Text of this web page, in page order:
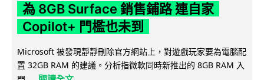
為 8GB Surface 銷售鋪路 連自家
Copilot+ 門檻也未到
Microsoft 被發現靜靜刪除官方網站上，對遊戲玩家要為電腦配
置 32GB RAM 的建議。分析指微軟同時新推出的 8GB RAM 入